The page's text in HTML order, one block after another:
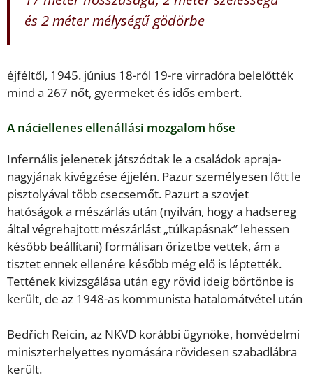
és 2 méter mélységű gödörbe
éjféltől, 1945. június 18-ról 19-re virradóra belelőtték
mind a 267 nőt, gyermeket és idős embert.
A náciellenes ellenállási mozgalom hőse
Infernális jelenetek játszódtak le a családok apraja-
nagyjának kivégzése éjjelén. Pazur személyesen lőtt le
pisztolyával több csecsemőt. Pazurt a szovjet
hatóságok a mészárlás után (nyilván, hogy a hadsereg
által végrehajtott mészárlást „túlkapásnak” lehessen
később beállítani) formálisan őrizetbe vettek, ám a
tisztet ennek ellenére később még elő is léptették.
Tettének kivizsgálása után egy rövid ideig börtönbe is
került, de az 1948-as kommunista hatalomátvétel után
Bedřich Reicin, az NKVD korábbi ügynöke, honvédelmi
miniszterhelyettes nyomására rövidesen szabadlábra
került.